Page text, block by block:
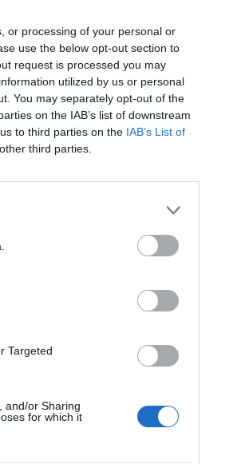
or processing of your personal or
use the below opt-out section to
request is processed you may
utilized by us or personal
You may separately opt-out of the
on the IAB’s list of downstream
to third parties on the IAB’s List of
third parties.
Targeted
and/or Sharing
for which it
Gure
eta
POSTA-ELEKTRONIKOA
irakurri